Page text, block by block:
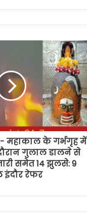
महाकाल के गर्भगृह में
गुलाल डालने से
समेत 14 झुलसे: 9
इंदौर रेफर